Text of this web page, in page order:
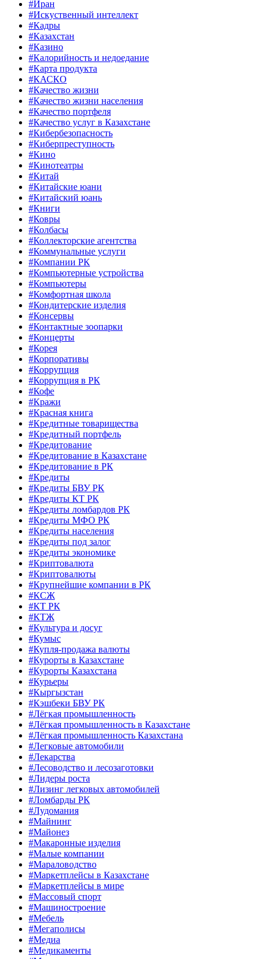
#Иран
#Искуственный интеллект
#Кадры
#Казахстан
#Казино
#Калорийность и недоедание
#Карта продукта
#КАСКО
#Качество жизни
#Качество жизни населения
#Качество портфеля
#Качество услуг в Казахстане
#Кибербезопасность
#Киберпреступность
#Кино
#Кинотеатры
#Китай
#Китайские юани
#Китайский юань
#Книги
#Ковры
#Колбасы
#Коллекторские агентства
#Коммунальные услуги
#Компании РК
#Компьютерные устройства
#Компьютеры
#Комфортная школа
#Кондитерские изделия
#Консервы
#Контактные зоопарки
#Концерты
#Корея
#Корпоративы
#Коррупция
#Коррупция в РК
#Кофе
#Кражи
#Красная книга
#Кредитные товарищества
#Кредитный портфель
#Кредитование
#Кредитование в Казахстане
#Кредитование в РК
#Кредиты
#Кредиты БВУ РК
#Кредиты КТ РК
#Кредиты ломбардов РК
#Кредиты МФО РК
#Кредиты населения
#Кредиты под залог
#Кредиты экономике
#Криптовалюта
#Криптовалюты
#Крупнейшие компании в РК
#КСЖ
#КТ РК
#КТЖ
#Культура и досуг
#Кумыс
#Купля-продажа валюты
#Курорты в Казахстане
#Курорты Казахстана
#Курьеры
#Кыргызстан
#Кэшбеки БВУ РК
#Лёгкая промышленность
#Лёгкая промышленность в Казахстане
#Лёгкая промышленность Казахстана
#Легковые автомобили
#Лекарства
#Лесоводство и лесозаготовки
#Лидеры роста
#Лизинг легковых автомобилей
#Ломбарды РК
#Лудомания
#Майнинг
#Майонез
#Макаронные изделия
#Малые компании
#Мараловодство
#Маркетплейсы в Казахстане
#Маркетплейсы в мире
#Массовый спорт
#Машиностроение
#Мебель
#Мегаполисы
#Медиа
#Медикаменты